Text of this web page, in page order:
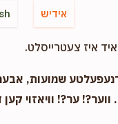
אידיש
איז צעטרייסלט.
שמועות,
ער?! וויאזוי קען